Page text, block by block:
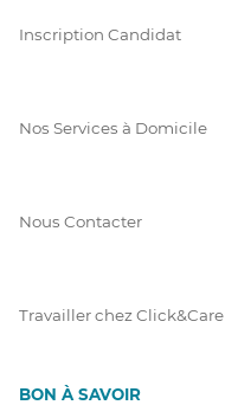
Inscription Candidat
Nos Services à Domicile
Nous Contacter
Travailler chez Click&Care
BON À SAVOIR